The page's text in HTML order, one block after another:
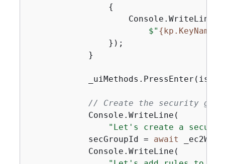
{
                    Console.WriteLine(
$" {kp.KeyName}
                });
            }
// Create the security
            Console.WriteLine(
"Let's create a
            secGroupId =
await
            Console.WriteLine(